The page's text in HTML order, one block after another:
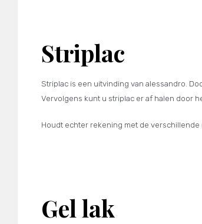
Striplac
Striplac is een uitvinding van alessandro.
Vervolgens kunt u striplac er af halen door
Houdt echter rekening met de verschillende
Gel lak